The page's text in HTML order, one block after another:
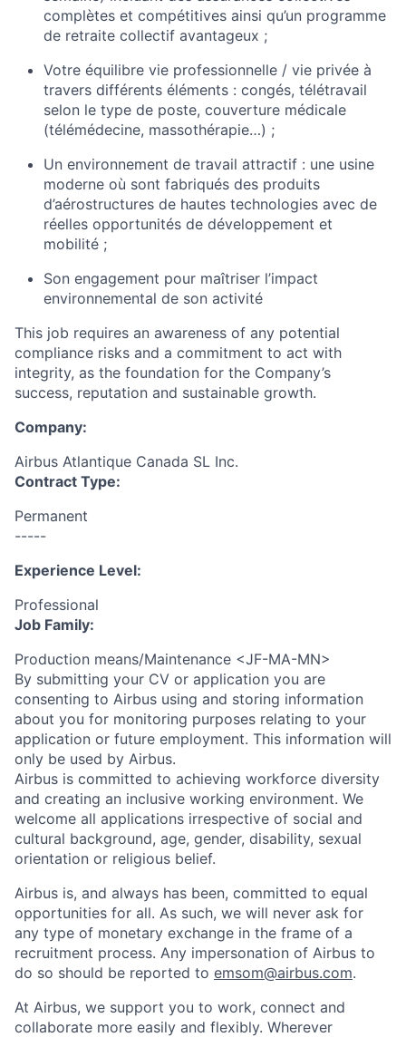
complètes et compétitives ainsi qu’un programme
de retraite collectif avantageux ;
Votre équilibre vie professionnelle / vie privée à
travers différents éléments : congés, télétravail
selon le type de poste, couverture médicale
(télémédecine, massothérapie…) ;
Un environnement de travail attractif : une usine
moderne où sont fabriqués des produits
d’aérostructures de hautes technologies avec de
réelles opportunités de développement et
mobilité ;
Son engagement pour maîtriser l’impact
environnemental de son activité
This job requires an awareness of any potential
compliance risks and a commitment to act with
integrity, as the foundation for the Company’s
success, reputation and sustainable growth.
Company:
Airbus Atlantique Canada SL Inc.
Contract Type:
Permanent
-----
Experience Level:
Professional
Job Family:
Production means/Maintenance <JF-MA-MN>
By submitting your CV or application you are
consenting to Airbus using and storing information
about you for monitoring purposes relating to your
application or future employment. This information will
only be used by Airbus.
Airbus is committed to achieving workforce diversity
and creating an inclusive working environment. We
welcome all applications irrespective of social and
cultural background, age, gender, disability, sexual
orientation or religious belief.
Airbus is, and always has been, committed to equal
opportunities for all. As such, we will never ask for
any type of monetary exchange in the frame of a
recruitment process. Any impersonation of Airbus to
do so should be reported to emsom@airbus.com.
At Airbus, we support you to work, connect and
collaborate more easily and flexibly. Wherever